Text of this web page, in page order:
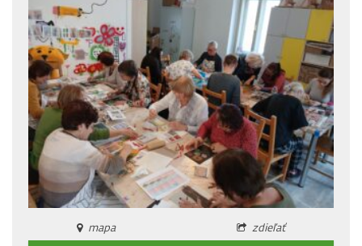
mapa
zdieľať